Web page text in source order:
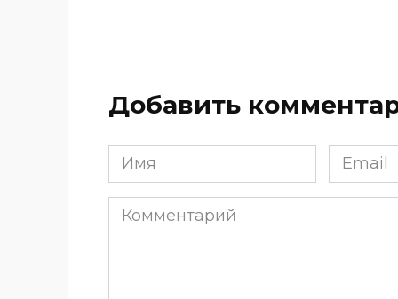
Добавить
Имя
*
Email
*
Комментарий